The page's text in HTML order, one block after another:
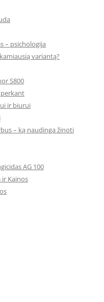
– psichologija
variantą?
S800
ir biurui
– ką naudinga žinoti
AG 100
Kainos